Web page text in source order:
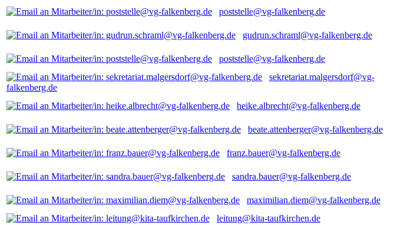
poststelle@vg-falkenberg.de
gudrun.schraml@vg-falkenberg.de
poststelle@vg-falkenberg.de
sekretariat.malgersdorf@vg-
falkenberg.de
heike.albrecht@vg-falkenberg.de
beate.attenberger@vg-falkenberg.de
franz.bauer@vg-falkenberg.de
sandra.bauer@vg-falkenberg.de
maximilian.diem@vg-falkenberg.de
leitung@kita-taufkirchen.de